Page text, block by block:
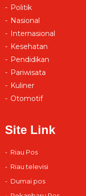
Politik
Nasional
Internasional
Kesehatan
Pendidikan
Pariwisata
Kuliner
Otomotif
Site Link
Riau Pos
Riau televisi
Dumai pos